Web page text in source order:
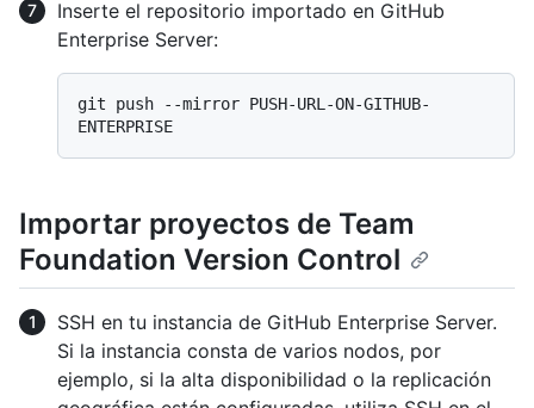
Inserte el repositorio importado en GitHub
Enterprise Server:
git push --mirror PUSH-URL-ON-GITHUB-
Importar proyectos de Team
Foundation Version Control
SSH en tu instancia de GitHub Enterprise Server.
Si la instancia consta de varios nodos, por
ejemplo, si la alta disponibilidad o la replicación